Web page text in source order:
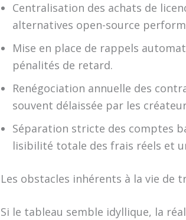
Centralisation des achats de
alternatives open-source
Mise en place de rappels
pénalités de retard.
Renégociation annuelle des
souvent délaissée par les
Séparation stricte des comptes
lisibilité totale des frais réels et
Les obstacles inhérents à la vie de
Si le tableau semble idyllique, la